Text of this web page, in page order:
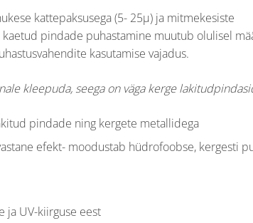
kattepaksusega (5- 25μ) ja mitmekesiste
pindade puhastamine muutub olulisel
kasutamise vajadus.
kleepuda, seega on väga kerge
pindade ning kergete metallidega
efekt- moodustab hüdrofoobse, kergesti
ja UV-kiirguse eest